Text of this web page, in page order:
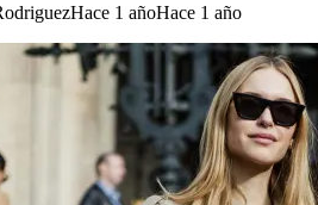
Hace 1 añoHace 1 año